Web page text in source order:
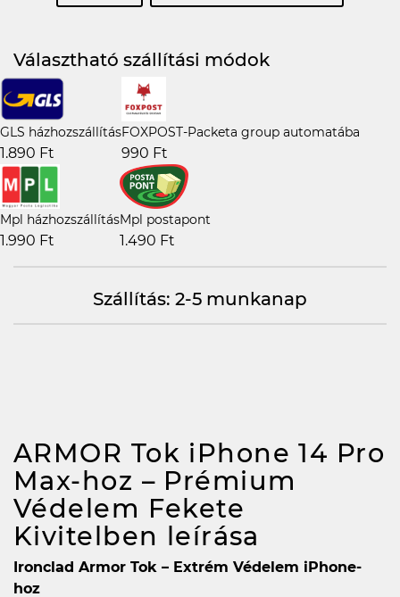
Választható szállítási módok
GLS házhozszállítás
1.890 Ft
FOXPOST-Packeta group automatába
990 Ft
Mpl házhozszállítás
1.990 Ft
Mpl postapont
1.490 Ft
Szállítás: 2-5 munkanap
ARMOR Tok iPhone 14 Pro
Max-hoz – Prémium
Védelem Fekete
Kivitelben leírása
Ironclad Armor Tok – Extrém Védelem iPhone-
hoz